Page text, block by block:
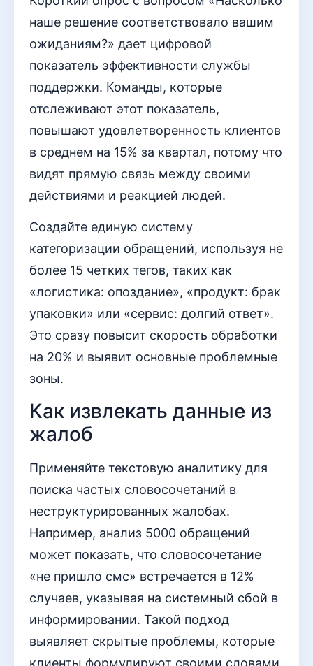
наше решение соответствовало вашим
ожиданиям?» дает цифровой
показатель эффективности службы
поддержки. Команды, которые
отслеживают этот показатель,
повышают удовлетворенность клиентов
в среднем на 15% за квартал, потому что
видят прямую связь между своими
действиями и реакцией людей.
Создайте единую систему
категоризации обращений, используя не
более 15 четких тегов, таких как
«логистика: опоздание», «продукт: брак
упаковки» или «сервис: долгий ответ».
Это сразу повысит скорость обработки
на 20% и выявит основные проблемные
зоны.
Как извлекать данные из
жалоб
Применяйте текстовую аналитику для
поиска частых словосочетаний в
неструктурированных жалобах.
Например, анализ 5000 обращений
может показать, что словосочетание
«не пришло смс» встречается в 12%
случаев, указывая на системный сбой в
информировании. Такой подход
выявляет скрытые проблемы, которые
клиенты формулируют своими словами.